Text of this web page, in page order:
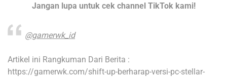
Jangan lupa untuk cek channel TikTok kami!
@gamerwk_id
Artikel ini Rangkuman Dari Berita :
https://gamerwk.com/shift-up-berharap-versi-pc-stellar-